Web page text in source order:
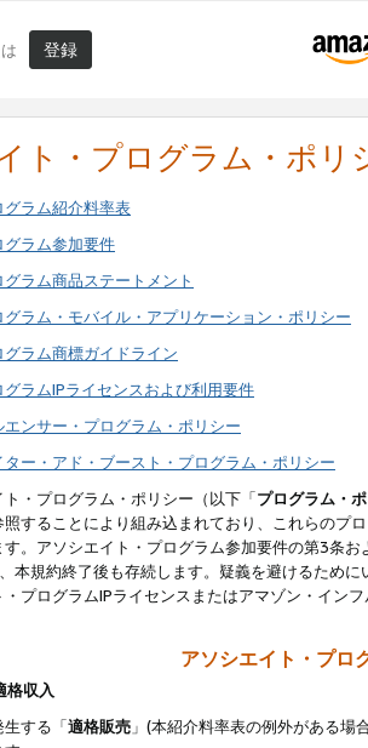
登録
ト・プログラム・ポリ
ラム紹介料率表
ラム参加要件
ラム商品ステートメント
ラム・モバイル・アプリケーション・ポリシー
ラム商標ガイドライン
ラムIPライセンスおよび利用要件
ンサー・プログラム・ポリシー
ー・アド・ブースト・プログラム・ポリシー
・プログラム・ポリシー（以下「プログラム・
することにより組み込まれており、これらのプ
。アソシエイト・プログラム参加要件の第3条
本規約終了後も存続します。疑義を避けるため
プログラムIPライセンスまたはアマゾン・イン
アソシエイト・プロ
格収入
する「適格販売 」(本紹介料率表の例外がある